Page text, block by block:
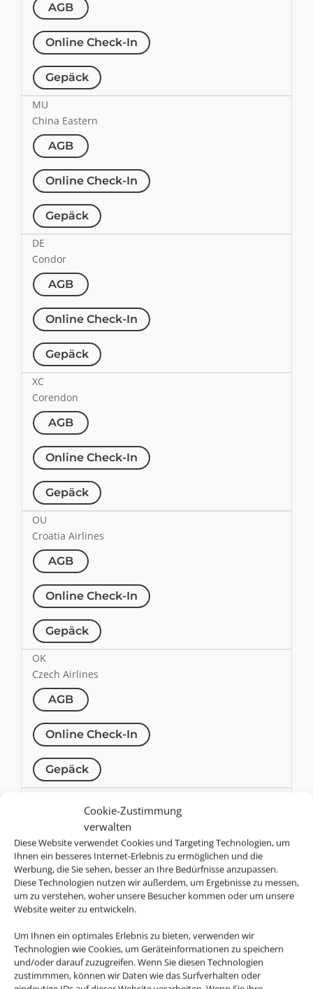
Cookie-Zustimmung
verwalten
Diese Website verwendet Cookies und Targeting Technologien, um
Ihnen ein besseres Internet-Erlebnis zu ermöglichen und die
Werbung, die Sie sehen, besser an Ihre Bedürfnisse anzupassen.
Diese Technologien nutzen wir außerdem, um Ergebnisse zu messen,
um zu verstehen, woher unsere Besucher kommen oder um unsere
Website weiter zu entwickeln.
Um Ihnen ein optimales Erlebnis zu bieten, verwenden wir
Technologien wie Cookies, um Geräteinformationen zu speichern
und/oder darauf zuzugreifen. Wenn Sie diesen Technologien
zustimmmen, können wir Daten wie das Surfverhalten oder
AGB
Online Check-In
Gepäck
MU
China Eastern
AGB
Online Check-In
Gepäck
DE
Condor
AGB
Online Check-In
Gepäck
XC
Corendon
AGB
Online Check-In
Gepäck
OU
Croatia Airlines
AGB
Online Check-In
Gepäck
OK
Czech Airlines
AGB
Online Check-In
Gepäck
Delta Air Lines
AGB
Online Check-In
Gepäck
U2
easyJet
AGB